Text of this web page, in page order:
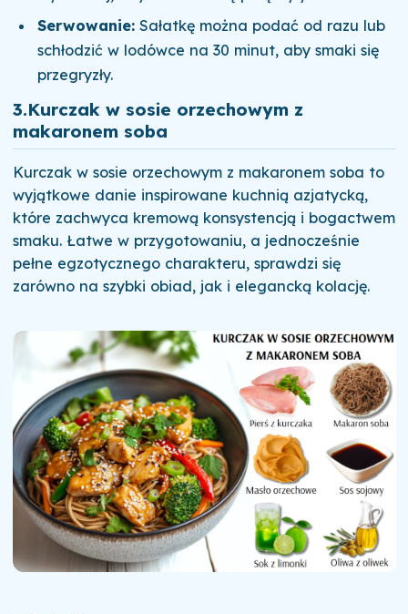
Serwowanie:Sałatkę można podać od razu lub
schłodzić w lodówce na 30 minut, aby smaki się
przegryzły.
3.Kurczak w sosie orzechowym z
makaronem soba
Kurczak w sosie orzechowym z makaronem soba to
wyjątkowe danie inspirowane kuchnią azjatycką,
które zachwyca kremową konsystencją i bogactwem
smaku. Łatwe w przygotowaniu, a jednocześnie
pełne egzotycznego charakteru, sprawdzi się
zarówno na szybki obiad, jak i elegancką kolację.